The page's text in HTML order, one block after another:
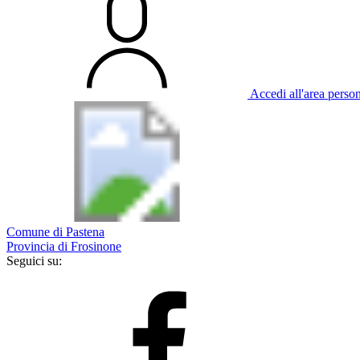
Accedi all'area
Comune di Pastena
Provincia di Frosinone
Seguici su: